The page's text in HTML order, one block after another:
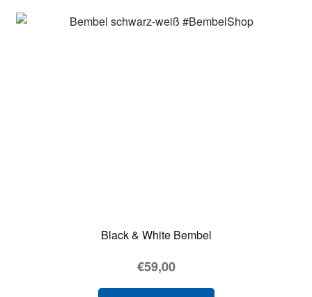
Black & White Bembel
€59,00